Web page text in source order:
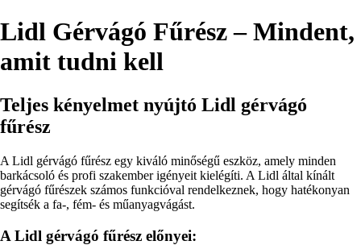
Lidl Gérvágó Fűrész – Mindent,
amit tudni kell
Teljes kényelmet nyújtó Lidl gérvágó
fűrész
A Lidl gérvágó fűrész egy kiváló minőségű eszköz, amely minden
barkácsoló és profi szakember igényeit kielégíti. A Lidl által kínált
gérvágó fűrészek számos funkcióval rendelkeznek, hogy hatékonyan
segítsék a fa-, fém- és műanyagvágást.
A Lidl gérvágó fűrész előnyei: